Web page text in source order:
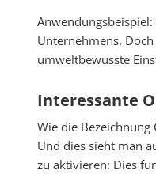
Unternehmens.
umweltbewusste
Interessante
Wie die
Und dies sieht man
zu aktivieren: Dies